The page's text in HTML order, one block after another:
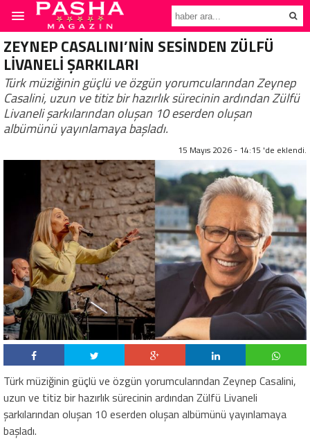
ZEYNEP CASALINI’NİN SESİNDEN ZÜLFÜ
LİVANELİ ŞARKILARI
Türk müziğinin güçlü ve özgün yorumcularından Zeynep
Casalini, uzun ve titiz bir hazırlık sürecinin ardından Zülfü
Livaneli şarkılarından oluşan 10 eserden oluşan
albümünü yayınlamaya başladı.
15 Mayıs 2026 - 14:15 'de eklendi.
Türk müziğinin güçlü ve özgün yorumcularından Zeynep Casalini,
uzun ve titiz bir hazırlık sürecinin ardından Zülfü Livaneli
şarkılarından oluşan 10 eserden oluşan albümünü yayınlamaya
başladı.